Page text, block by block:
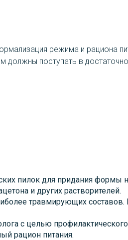
режима и рациона
должны поступать в
пилок для придания формы
и других растворителей.
травмирующих
с целью
рацион питания.